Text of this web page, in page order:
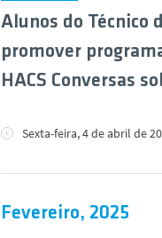
Alunos do Técnico
promover
HACS Conversas
Sexta-feira, 4 de abril de
Fevereiro, 2025